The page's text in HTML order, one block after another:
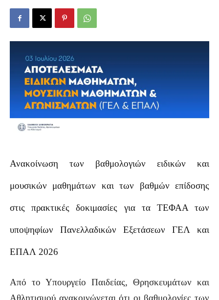
Ανακοίνωση των βαθμολογιών ειδικών και
μουσικών μαθημάτων και των βαθμών επίδοσης
στις πρακτικές δοκιμασίες για τα ΤΕΦΑΑ των
υποψηφίων Πανελλαδικών Εξετάσεων ΓΕΛ και
ΕΠΑΛ 2026
Από το Υπουργείο Παιδείας, Θρησκευμάτων και
Αθλητισμού ανακοινώνεται ότι οι βαθμολογίες των